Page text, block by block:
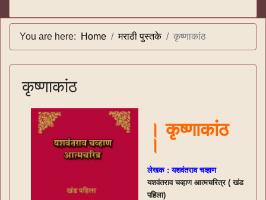
You are here: Home मराठी पुस्तके कृष्णाकांठ
कृष्णाकांठ
। कृष्णाकांठ
।
लेखक : यशवंतराव चव्हाण
यशवंतराव चव्हाण आत्मचरित्र ( खंड
पहिला)